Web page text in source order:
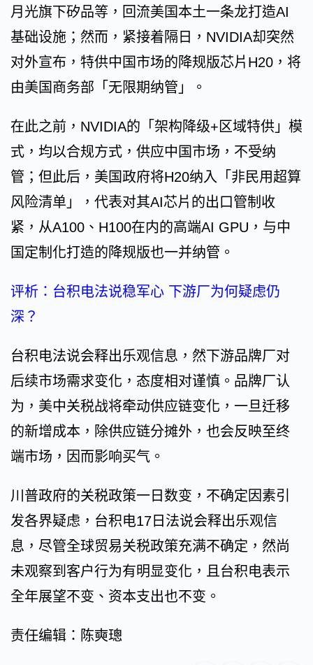
月光旗下矽品等，回流美国本土一条龙打造AI
基础设施；然而，紧接着隔日，NVIDIA却突然
对外宣布，特供中国市场的降规版芯片H20，将
由美国商务部「无限期纳管」。
在此之前，NVIDIA的「架构降级+区域特供」模
式，均以合规方式，供应中国市场，不受纳
管；但此后，美国政府将H20纳入「非民用超算
风险清单」，代表对其AI芯片的出口管制收
紧，从A100、H100在内的高端AI GPU，与中
国定制化打造的降规版也一并纳管。
评析：台积电法说稳军心 下游厂为何疑虑仍
深？
台积电法说会释出乐观信息，然下游品牌厂对
后续市场需求变化，态度相对谨慎。品牌厂认
为，美中关税战将牵动供应链变化，一旦迁移
的新增成本，除供应链分摊外，也会反映至终
端市场，因而影响买气。
川普政府的关税政策一日数变，不确定因素引
发各界疑虑，台积电17日法说会释出乐观信
息，尽管全球贸易关税政策充满不确定，然尚
未观察到客户行为有明显变化，且台积电表示
全年展望不变、资本支出也不变。
责任编辑：陈奭璁